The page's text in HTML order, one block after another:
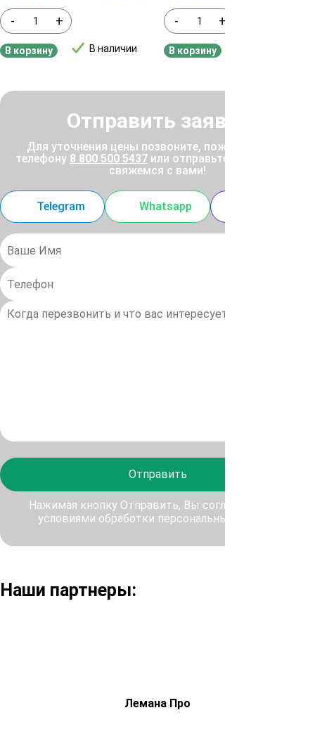
- +
В наличии
В корзину
- +
В корзину
Отправить заявку
Для уточнения цены позвоните, пожалуйста, по
телефону 8 800 500 5437 или отправьте заявку, и мы
свяжемся с вами!
Telegram Whatsapp
Отправить
Нажимая кнопку Отправить, Вы соглашаетесь с
условиями обработки персональных данных
Наши партнеры:
Лемана Про